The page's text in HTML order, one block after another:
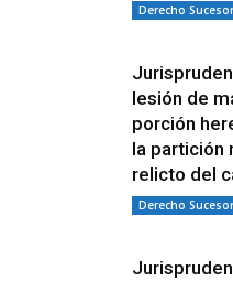
Derecho
lesión de
porción
la partición
relicto del
Derecho